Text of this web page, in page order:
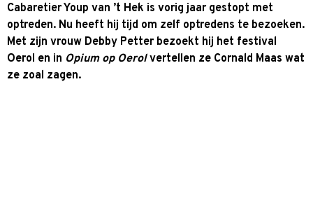
Cabaretier Youp van ’t Hek is vorig jaar gestopt met
optreden. Nu heeft hij tijd om zelf optredens te bezoeken.
Met zijn vrouw Debby Petter bezoekt hij het festival
Oerol en in Opium op Oerolvertellen ze Cornald Maas wat
ze zoal zagen.